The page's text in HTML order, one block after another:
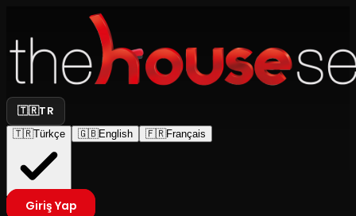
🇹🇷TR
🇹🇷Türkçe 🇬🇧English 🇫🇷Français
Giriş Yap